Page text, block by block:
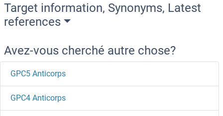
Target information, Synonyms, Latest
references
Avez-vous cherché autre chose?
GPC5 Anticorps
GPC4 Anticorps